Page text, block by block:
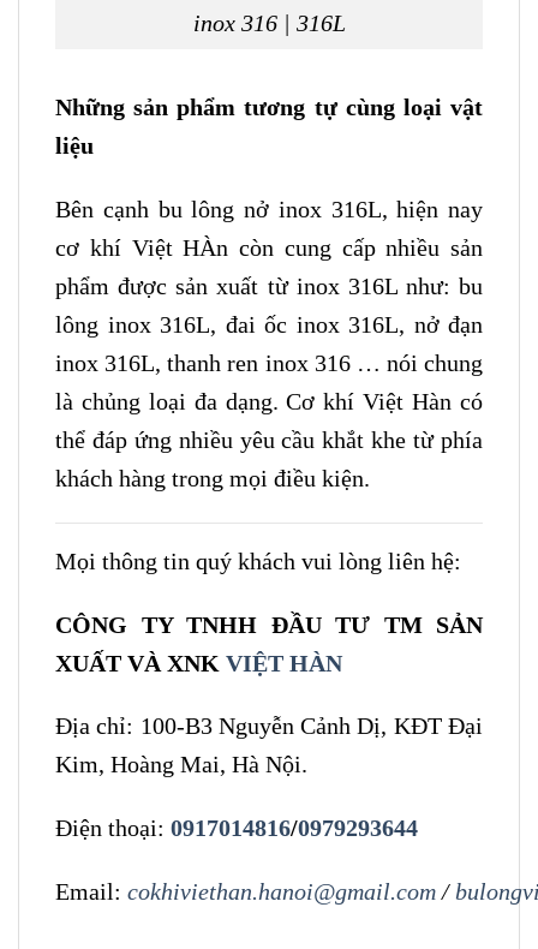
inox 316 | 316L
Những sản phẩm tương tự cùng loại vật
liệu
Bên cạnh bu lông nở inox 316L, hiện nay
cơ khí Việt HÀn còn cung cấp nhiều sản
phẩm được sản xuất từ inox 316L như: bu
lông inox 316L, đai ốc inox 316L, nở đạn
inox 316L, thanh ren inox 316 … nói chung
là chủng loại đa dạng. Cơ khí Việt Hàn có
thể đáp ứng nhiều yêu cầu khắt khe từ phía
khách hàng trong mọi điều kiện.
Mọi thông tin quý khách vui lòng liên hệ:
CÔNG TY TNHH ĐẦU TƯ TM SẢN
XUẤT VÀ XNK VIỆT HÀN
Địa chỉ: 100-B3 Nguyễn Cảnh Dị, KĐT Đại
Kim, Hoàng Mai, Hà Nội.
Điện thoại: 0917014816/0979293644
Email: cokhiviethan.hanoi@gmail.com/